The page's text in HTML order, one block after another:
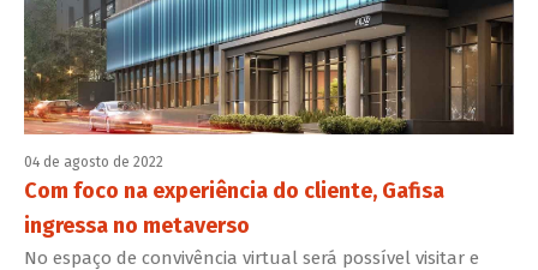
04 de agosto de 2022
Com foco na experiência do cliente, Gafisa
ingressa no metaverso
No espaço de convivência virtual será possível visitar e